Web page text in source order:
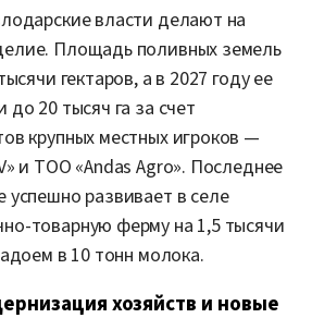
власти делают на
Площадь поливных земель
гектаров, а в 2027 году ее
20 тысяч га за счет
крупных местных игроков —
и ТОО «Andas Agro». Последнее
успешно развивает в селе
товарную ферму на 1,5 тысячи
в 10 тонн молока.
хозяйств и новые